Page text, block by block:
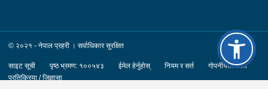
© २०२१ - नेपाल प्रहरी । सर्वाधिकार सुरक्षित
साइट सूची पृष्ठ भ्रमण: १००५४३ ईमेल हेर्नुहोस् नियम र सर्त
गोपनीयता नीति
प्रतिक्रिया / जिज्ञासा